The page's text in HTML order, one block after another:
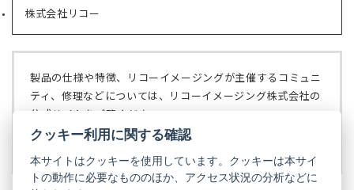
で
開
く）
タ
ブ
で
く）
株式会社リコー
（新
ブ
で
開
製品の仕様や特徴、リコーイメージングが主催するコミュニ
ティ、修理などについては、リコーイメージング株式会社の
公式サイトをご覧ください。
リコーイメージング株式会社の公式サイト
（新
し
い
タ
クッキー利用に関する確認
本サイトはクッキーを使用しています。クッキーは本サイ
トの動作に必要なもののほか、アクセス状況の分析などに